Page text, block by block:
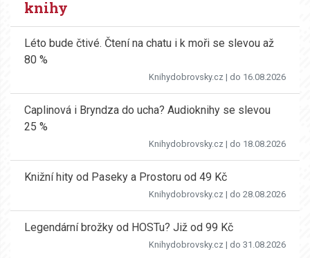
knihy
Léto bude čtivé. Čtení na chatu i k moři se slevou až
80 %
Knihydobrovsky.cz | do 16.08.2026
Caplinová i Bryndza do ucha? Audioknihy se slevou
25 %
Knihydobrovsky.cz | do 18.08.2026
Knižní hity od Paseky a Prostoru od 49 Kč
Knihydobrovsky.cz | do 28.08.2026
Legendární brožky od HOSTu? Již od 99 Kč
Knihydobrovsky.cz | do 31.08.2026